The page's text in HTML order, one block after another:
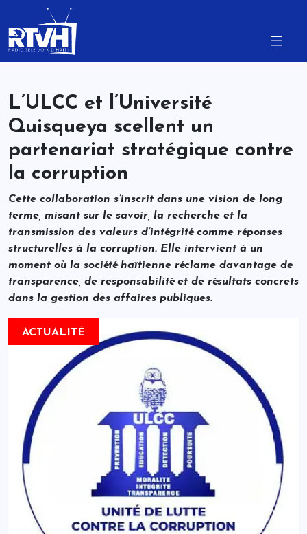
L’ULCC et l’Université
Quisqueya scellent un
partenariat stratégique contre
la corruption
Cette collaboration s’inscrit dans une vision de long
terme, misant sur le savoir, la recherche et la
transmission des valeurs d’intégrité comme réponses
structurelles à la corruption. Elle intervient à un
moment où la société haïtienne réclame davantage de
transparence, de responsabilité et de résultats concrets
dans la gestion des affaires publiques.
ACTUALITÉ